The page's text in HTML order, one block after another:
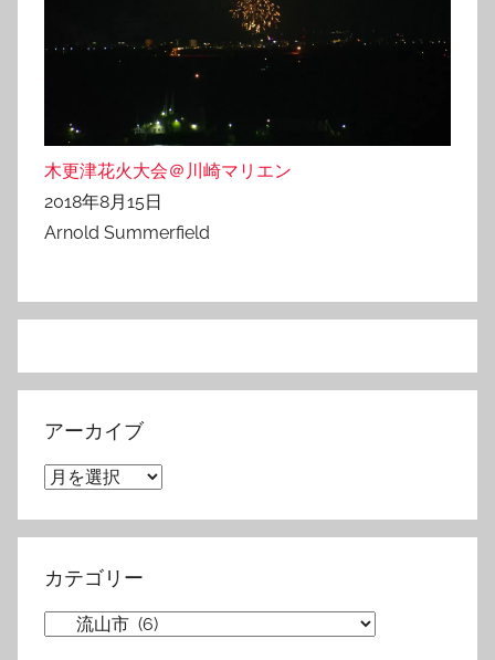
木更津花火大会＠川崎マリエン
2018年8月15日
Arnold Summerfield
アーカイブ
ア
カ
イ
カテゴリー